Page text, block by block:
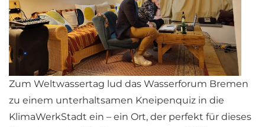
Zum Weltwassertag lud das Wasserforum Bremen
zu einem unterhaltsamen Kneipenquiz in die
KlimaWerkStadt ein – ein Ort, der perfekt für dieses